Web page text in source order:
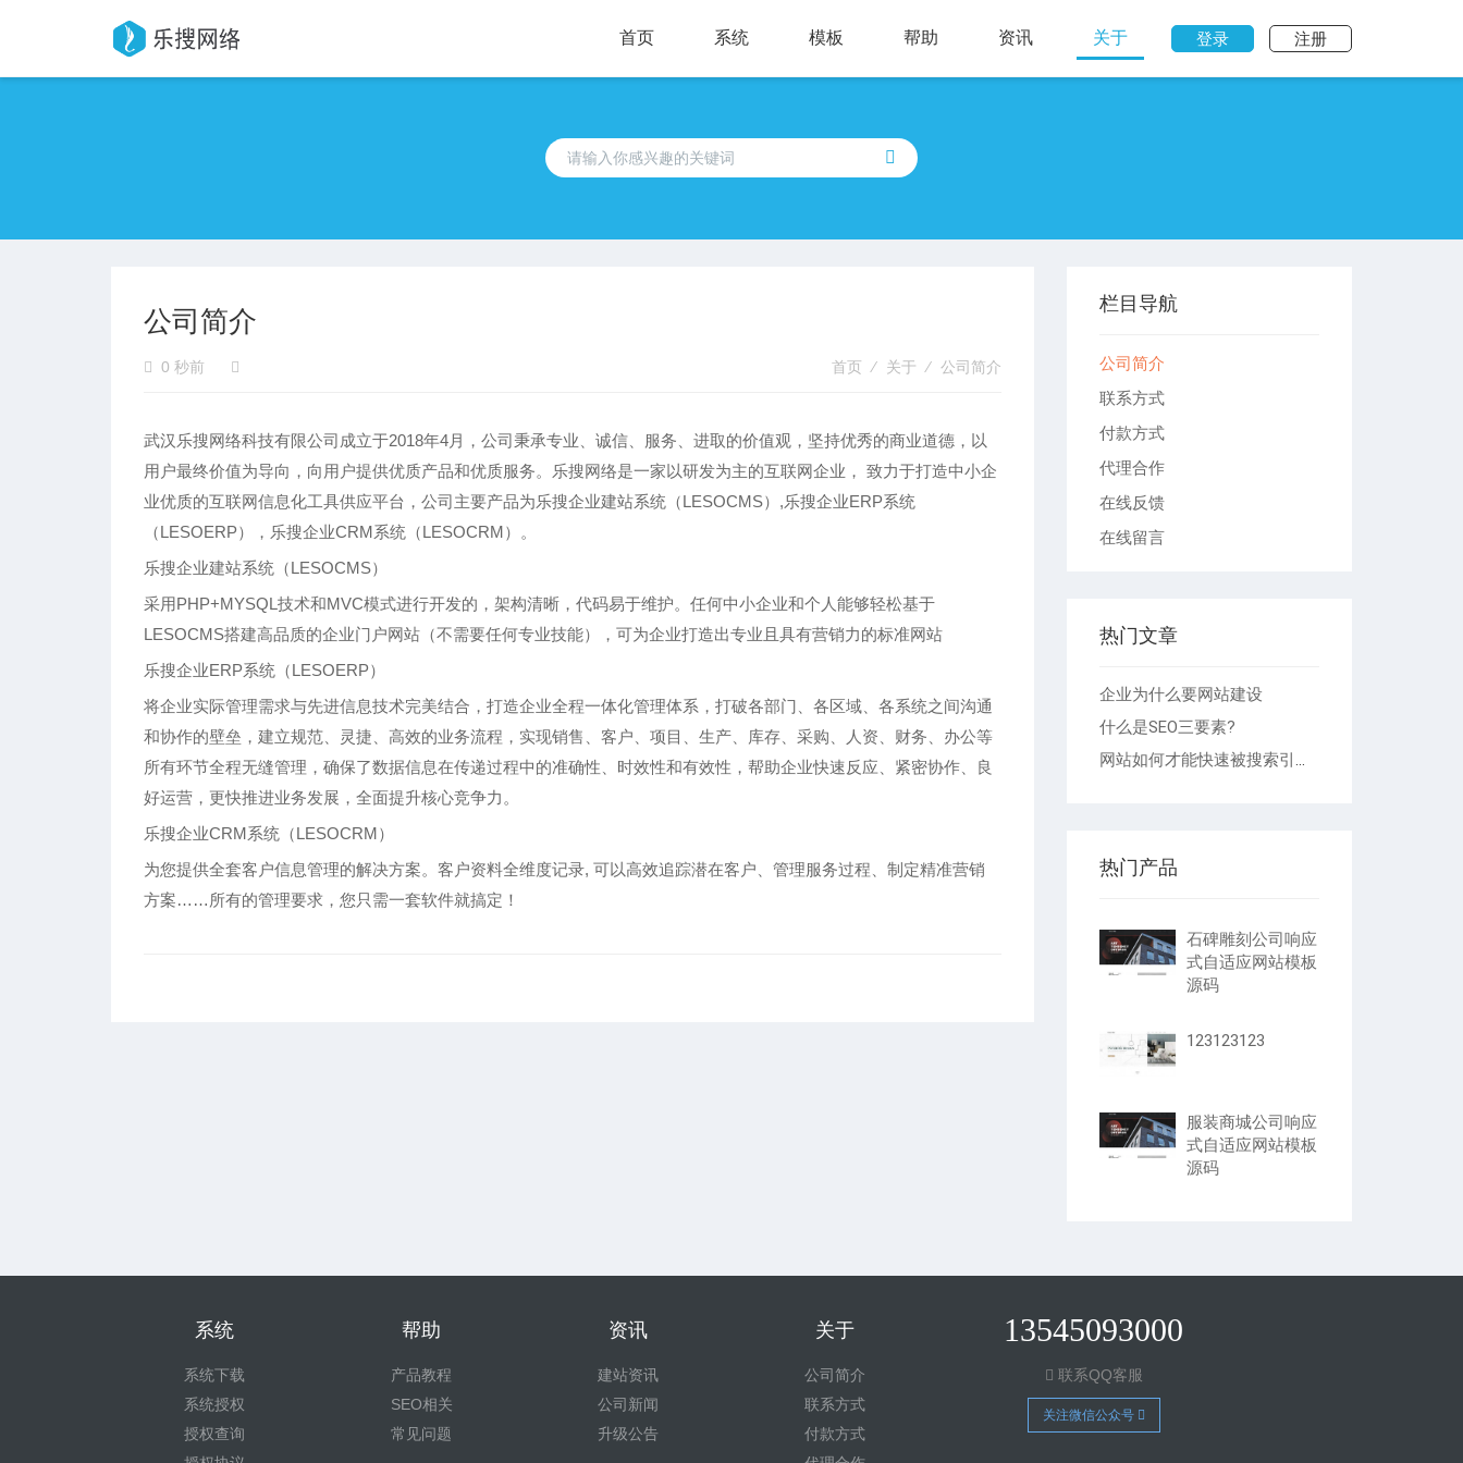
登录 注册
首页 系统 模板 帮助 资讯 关于
公司简介
首页 ⁄ 关于 ⁄ 公司简介
0 秒前
武汉乐搜网络科技有限公司成立于2018年4月，公司秉承专业、诚信、服务、进取的价值观，坚持优秀的商业道德，以
用户最终价值为导向，向用户提供优质产品和优质服务。乐搜网络是一家以研发为主的互联网企业， 致力于打造中小企
业优质的互联网信息化工具供应平台，公司主要产品为乐搜企业建站系统（LESOCMS）,乐搜企业ERP系统
（LESOERP），乐搜企业CRM系统（LESOCRM）。
乐搜企业建站系统（LESOCMS）
采用PHP+MYSQL技术和MVC模式进行开发的，架构清晰，代码易于维护。任何中小企业和个人能够轻松基于
LESOCMS搭建高品质的企业门户网站（不需要任何专业技能），可为企业打造出专业且具有营销力的标准网站
乐搜企业ERP系统（LESOERP）
将企业实际管理需求与先进信息技术完美结合，打造企业全程一体化管理体系，打破各部门、各区域、各系统之间沟通
和协作的壁垒，建立规范、灵捷、高效的业务流程，实现销售、客户、项目、生产、库存、采购、人资、财务、办公等
所有环节全程无缝管理，确保了数据信息在传递过程中的准确性、时效性和有效性，帮助企业快速反应、紧密协作、良
好运营，更快推进业务发展，全面提升核心竞争力。
乐搜企业CRM系统（LESOCRM）
为您提供全套客户信息管理的解决方案。客户资料全维度记录, 可以高效追踪潜在客户、管理服务过程、制定精准营销
方案……所有的管理要求，您只需一套软件就搞定！
栏目导航
公司简介
联系方式
付款方式
代理合作
在线反馈
在线留言
热门文章
企业为什么要网站建设
什么是SEO三要素?
网站如何才能快速被搜索引擎收录
热门产品
石碑雕刻公司响应
式自适应网站模板
源码
123123123
服装商城公司响应
式自适应网站模板
源码
系统
系统下载
系统授权
授权查询
帮助
产品教程
SEO相关
常见问题
资讯
建站资讯
公司新闻
升级公告
关于
公司简介
联系方式
付款方式
13545093000
联系QQ客服
关注微信公众号